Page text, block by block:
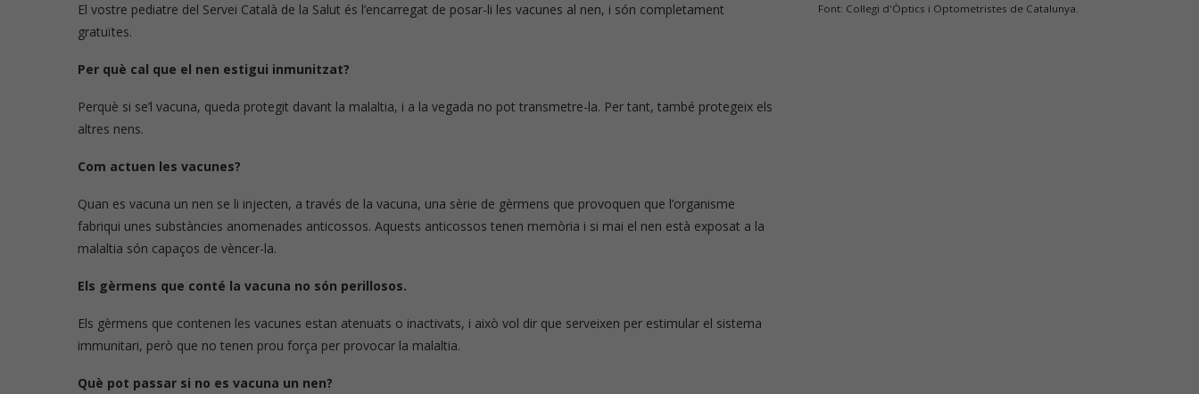
El vostre pediatre del Servei Català de la Salut és l’encarregat de posar-li les vacunes al nen, i són completament
gratuïtes.
Per què cal que el nen estigui inmunitzat?
Perquè si se’l vacuna, queda protegit davant la malaltia, i a la vegada no pot transmetre-la. Per tant, també protegeix els
altres nens.
Com actuen les vacunes?
Quan es vacuna un nen se li injecten, a través de la vacuna, una sèrie de gèrmens que provoquen que l’organisme
fabriqui unes substàncies anomenades anticossos. Aquests anticossos tenen memòria i si mai el nen està exposat a la
malaltia són capaços de vèncer-la.
Els gèrmens que conté la vacuna no són perillosos.
Els gèrmens que contenen les vacunes estan atenuats o inactivats, i això vol dir que serveixen per estimular el sistema
immunitari, però que no tenen prou força per provocar la malaltia.
Què pot passar si no es vacuna un nen?
Font: Col·legi d'Òptics i Optometristes de Catalunya.